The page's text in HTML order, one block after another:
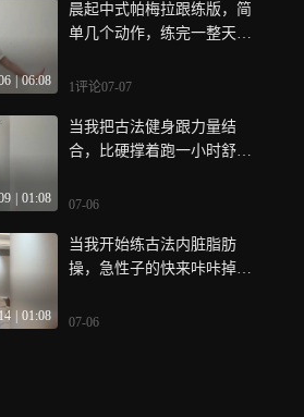
06:08
晨起中式帕梅拉跟练版，简
单几个动作，练完一整天都
1评论07-07
01:08
当我把古法健身跟力量结
合，比硬撑着跑一小时舒
07-06
01:08
当我开始练古法内脏脂肪
操，急性子的快来咔咔掉
07-06